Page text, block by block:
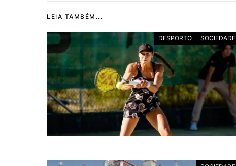
LEIA TAMBÉM...
DESPORTO SOCIEDADE